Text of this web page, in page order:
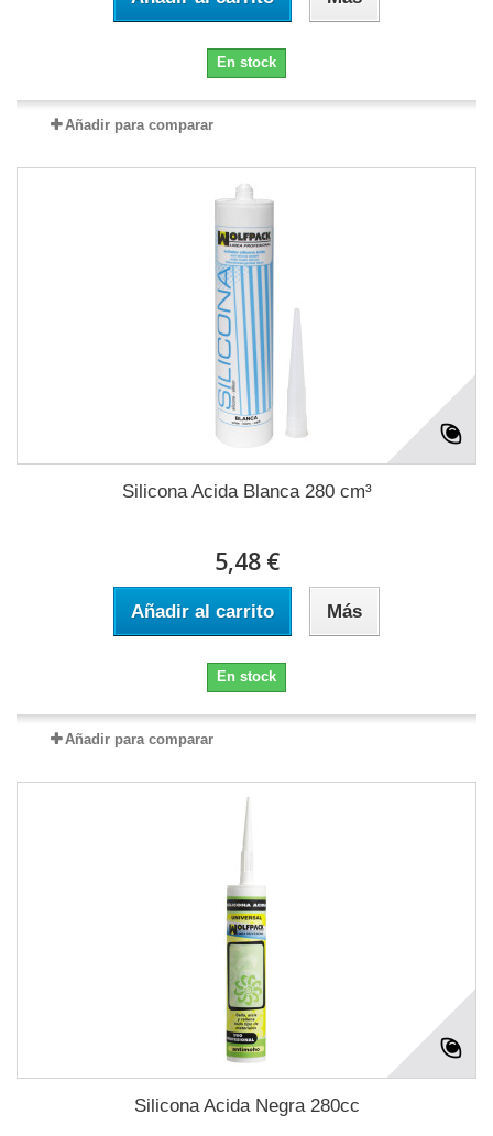
En stock
Añadir para comparar
Silicona Acida Blanca 280 cm³
5,48 €
Añadir al carrito Más
En stock
Añadir para comparar
Silicona Acida Negra 280cc